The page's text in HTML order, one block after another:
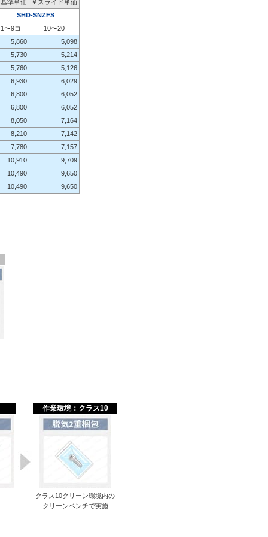
準単価
￥スライド単価
SHD-SNZFS
1〜9コ
10〜20
5,860
5,098
5,730
5,214
5,760
5,126
6,930
6,029
6,800
6,052
6,800
6,052
8,050
7,164
8,210
7,142
7,780
7,157
10,910
9,709
10,490
9,650
10,490
9,650
作業環境：クラス10
クラス10クリーン環境内の
クリーンベンチで実施